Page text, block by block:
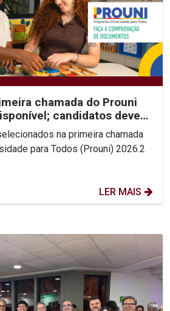
chamada do Prouni
candidatos devem
na primeira chamada
para Todos (Prouni) 2026.2
LER MAIS